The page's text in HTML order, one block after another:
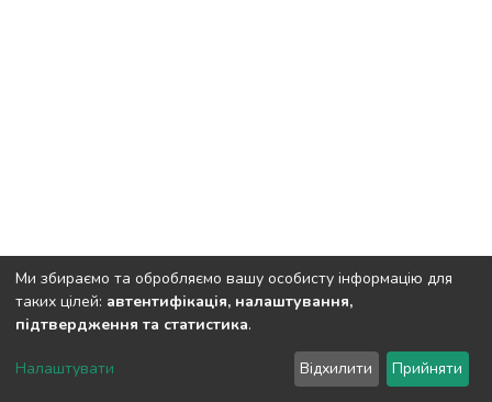
DSpace software copyright © 2002-2026 LYRASIS
Send Feedback
Ми збираємо та обробляємо вашу особисту інформацію для
таких цілей: автентифікація, налаштування,
підтвердження та статистика.
Налаштувати Відхилити Прийняти